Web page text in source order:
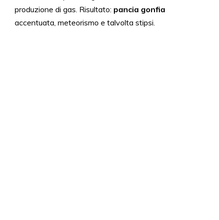
produzione di gas. Risultato: pancia gonfia
accentuata, meteorismo e talvolta stipsi.